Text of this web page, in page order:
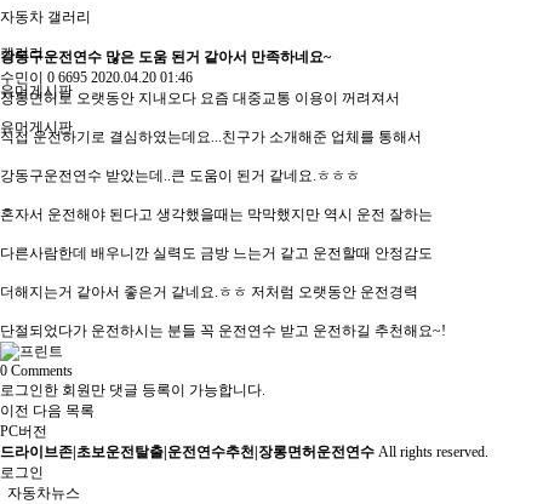
자동차 갤러리
갤러리
유머게시판
유머게시판
강동구운전연수 많은 도움 된거 같아서 만족하네요~
수민이 0 6695 2020.04.20 01:46
장롱면허로 오랫동안 지내오다 요즘 대중교통 이용이 꺼려져서
직접 운전하기로 결심하였는데요...친구가 소개해준 업체를 통해서
강동구운전연수 받았는데..큰 도움이 된거 같네요.ㅎㅎㅎ
혼자서 운전해야 된다고 생각했을때는 막막했지만 역시 운전 잘하는
다른사람한데 배우니깐 실력도 금방 느는거 같고 운전할때 안정감도
더해지는거 같아서 좋은거 같네요.ㅎㅎ 저처럼 오랫동안 운전경력
단절되었다가 운전하시는 분들 꼭 운전연수 받고 운전하길 추천해요~!
0 Comments
로그인한 회원만 댓글 등록이 가능합니다.
이전 다음 목록
PC버전
드라이브존|초보운전탈출|운전연수추천|장롱면허운전연수 All rights reserved.
로그인
자동차뉴스